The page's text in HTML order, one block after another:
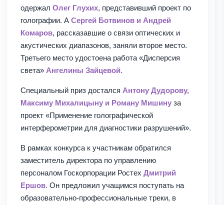
одержал Олег Глухих, представивший проект по
голографии. А Сергей Ботвинов и Андрей
Комаров, рассказавшие о связи оптических и
акустических диапазонов, заняли второе место.
Третьего место удостоена работа «Дисперсия
света» Ангелины Зайцевой.
Специальный приз достался Антону Дудорову,
Максиму Михалицыну и Роману Мишину за
проект «Применение голографической
интерферометрии для диагностики разрушений».
В рамках конкурса к участникам обратился
заместитель директора по управлению
персоналом Госкорпорации Ростех Дмитрий
Ершов. Он предложил учащимся поступать на
образовательно-профессиональные треки, в